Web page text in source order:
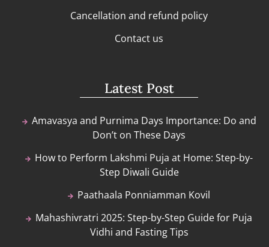
Cancellation and refund policy
Contact us
Latest Post
Amavasya and Purnima Days Importance: Do and
Don’t on These Days
How to Perform Lakshmi Puja at Home: Step-by-
Step Diwali Guide
Paathaala Ponniamman Kovil
Mahashivratri 2025: Step-by-Step Guide for Puja
Vidhi and Fasting Tips